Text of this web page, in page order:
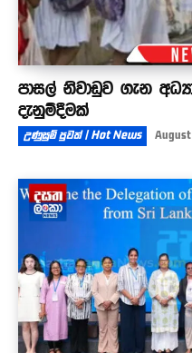
පාසල් නිවාඩුව ගැන
දැනුම්දීමක්
උණුසුම් පුවත් | Hot News